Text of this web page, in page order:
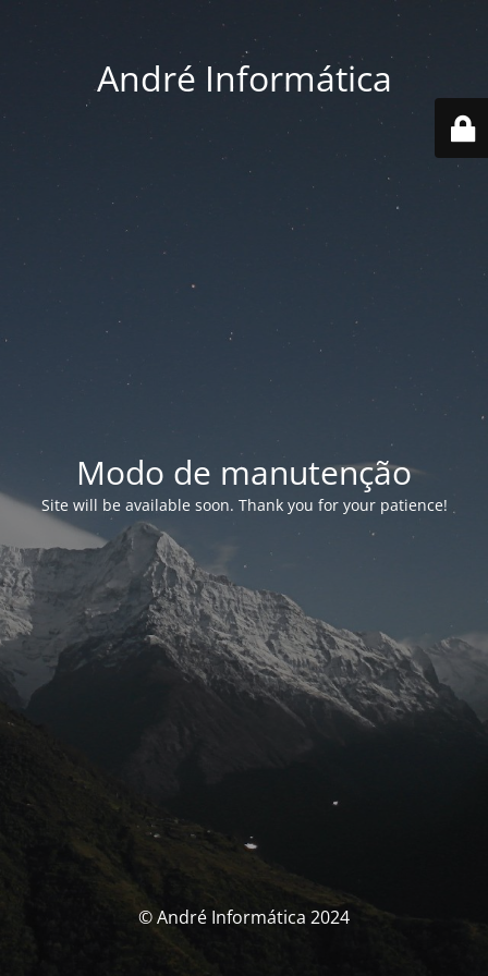
André Informática
Modo de manutenção
Site will be available soon. Thank you for your patience!
© André Informática 2024